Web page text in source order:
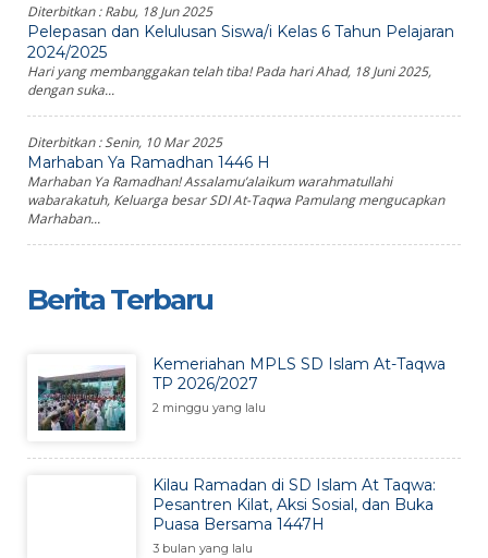
Diterbitkan :Rabu, 18 Jun 2025
Pelepasan dan Kelulusan Siswa/i Kelas 6 Tahun Pelajaran
2024/2025
Hari yang membanggakan telah tiba! Pada hari Ahad, 18 Juni 2025,
dengan suka...
Diterbitkan :Senin, 10 Mar 2025
Marhaban Ya Ramadhan 1446 H
Marhaban Ya Ramadhan! Assalamu’alaikum warahmatullahi
wabarakatuh, Keluarga besar SDI At-Taqwa Pamulang mengucapkan
Marhaban...
Berita Terbaru
Kemeriahan MPLS SD Islam At-Taqwa
TP 2026/2027
2 minggu yang lalu
Kilau Ramadan di SD Islam At Taqwa:
Pesantren Kilat, Aksi Sosial, dan Buka
Puasa Bersama 1447H
3 bulan yang lalu